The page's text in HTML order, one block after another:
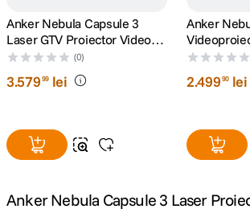
8. card memorie
9 dji mic mini
Anker Nebula Capsule 3
Laser GTV Proiector Video
Portabil 1080p WiFi 300
ANSI Lumeni Dolby Digital
Negru
(0)
3.57999 lei
Anker
ANSI
2.49990 lei
Anker Nebula Capsule 3 Laser